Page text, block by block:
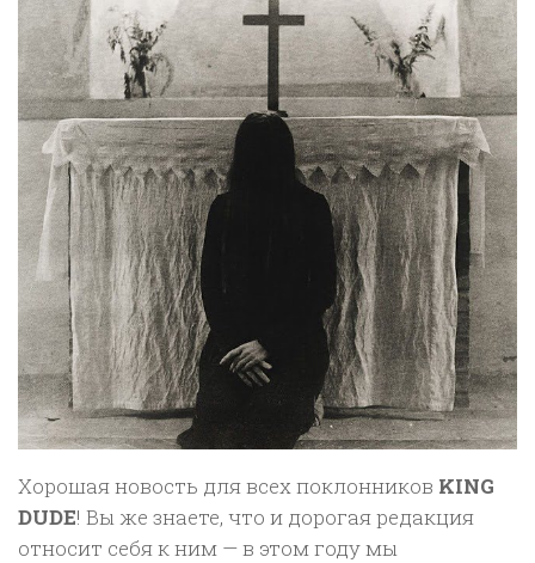
Хорошая новость для всех поклонников KING
DUDE! Вы же знаете, что и дорогая редакция
относит себя к ним — в этом году мы